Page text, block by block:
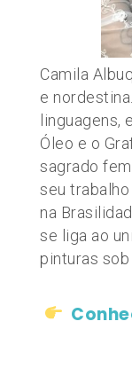
Camila
e
linguagens,
Óleo e o
sagrado
seu
na
se liga ao
pinturas